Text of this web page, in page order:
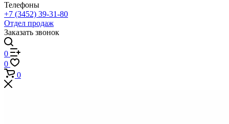
Телефоны
+7 (3452) 39-31-80
Отдел продаж
Заказать звонок
0
0
0